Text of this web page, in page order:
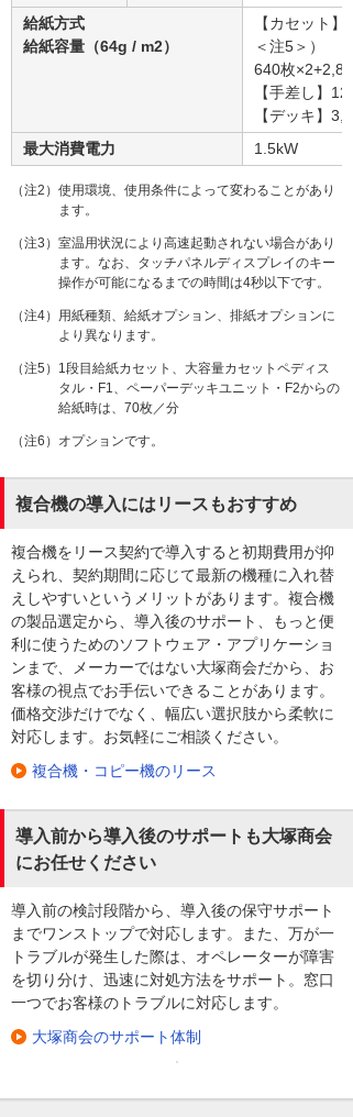
給紙方式
給紙容量（64g / m2）
【カセット
＜注5＞）
640枚
【手差し】
【デッキ】
最大消費電力
1.5kW
（注2）使用環境、使用条件によって変わることがあり
ます。
（注3）室温用状況により高速起動されない場合があり
ます。なお、タッチパネルディスプレイのキー
操作が可能になるまでの時間は4秒以下です。
（注4）用紙種類、給紙オプション、排紙オプションに
より異なります。
（注5）1段目給紙カセット、大容量カセットペディス
タル・F1、ペーパーデッキユニット・F2からの
給紙時は、70枚／分
（注6）オプションです。
複合機の導入にはリースもおすすめ
複合機をリース契約で導入すると初期費用が抑
えられ、契約期間に応じて最新の機種に入れ替
えしやすいというメリットがあります。複合機
の製品選定から、導入後のサポート、もっと便
利に使うためのソフトウェア・アプリケーショ
ンまで、メーカーではない大塚商会だから、お
客様の視点でお手伝いできることがあります。
価格交渉だけでなく、幅広い選択肢から柔軟に
対応します。お気軽にご相談ください。
複合機・コピー機のリース
導入前から導入後のサポートも大塚商会
にお任せください
導入前の検討段階から、導入後の保守サポート
までワンストップで対応します。また、万が一
トラブルが発生した際は、オペレーターが障害
を切り分け、迅速に対処方法をサポート。窓口
一つでお客様のトラブルに対応します。
大塚商会のサポート体制